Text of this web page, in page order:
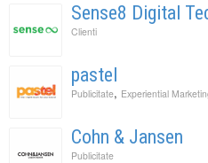
Sense8 Digital
Clienti
pastel
Publicitate, Experiential
Cohn & Jansen
Publicitate